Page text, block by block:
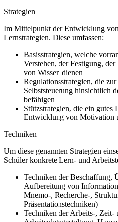
Strategien
Im Mittelpunkt der Entwicklung
Lernstrategien. Diese umfassen:
Basisstrategien, welche
Verstehen, der Festigung,
von Wissen dienen
Regulationsstrategien, die
Selbststeuerung hinsichtlich
befähigen
Stützstrategien, die ein gutes
Entwicklung von Motivation
Techniken
Um diese genannten Strategien
Schüler konkrete Lern- und
Techniken der Beschaffung,
Aufbereitung von
Mnemo-, Recherche-,
Präsentationstechniken)
Techniken der Arbeits-, Zeit-